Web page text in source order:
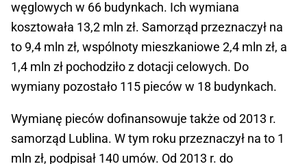
węglowych w 66 budynkach. Ich wymiana
kosztowała 13,2 mln zł. Samorząd przeznaczył na
to 9,4 mln zł, wspólnoty mieszkaniowe 2,4 mln zł, a
1,4 mln zł pochodziło z dotacji celowych. Do
wymiany pozostało 115 pieców w 18 budynkach.
Wymianę pieców dofinansowuje także od 2013 r.
samorząd Lublina. W tym roku przeznaczył na to 1
mln zł, podpisał 140 umów. Od 2013 r. do